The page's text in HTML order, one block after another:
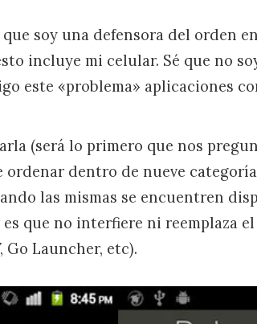
soy una defensora del orden
incluye mi celular. Sé que no
este «problema» aplicaciones
(será lo primero que nos
ordenar dentro de nueve
las mismas se encuentren
que no interfiere ni reemplaza
Go Launcher, etc).